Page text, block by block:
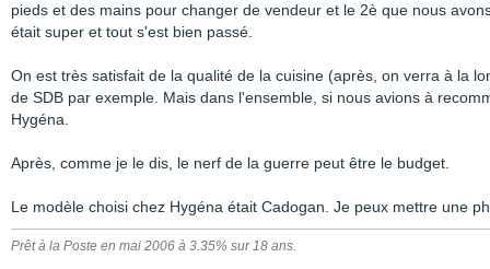
pieds et des mains pour changer de vendeur et le 2è que nous
était super et tout s'est bien passé.
On est très satisfait de la qualité de la cuisine (après, on verra à la
de SDB par exemple. Mais dans l'ensemble, si nous avions à
Hygéna.
Après, comme je le dis, le nerf de la guerre peut être le budget.
Le modèle choisi chez Hygéna était Cadogan. Je peux mettre une
Prêt à la Poste en mai 2006 à 3.35% sur 18 ans.